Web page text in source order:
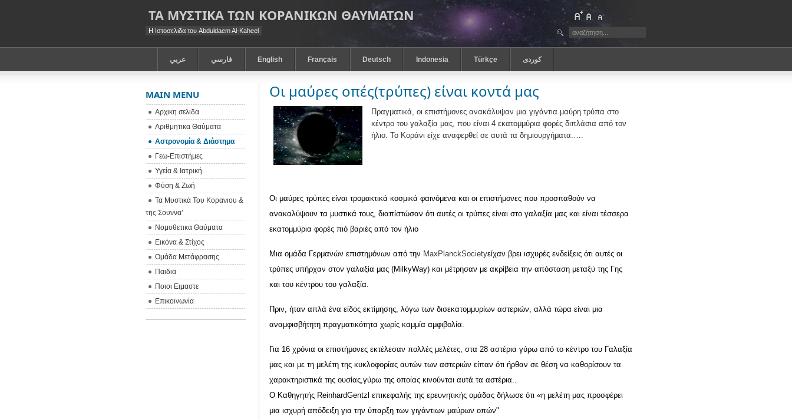
ΤΑ ΜΥΣΤΙΚΑ ΤΩΝ ΚΟΡΑΝΙΚΩΝ ΘΑΥΜΑΤΩΝ
Η Ιστοσελιδα του Abduldaem Al-Kaheel
عربي فارسي English Français Deutsch Indonesia Türkçe كوردى
Οι μαύρες οπές(τρύπες) είναι κοντά μας
Πραγματικά, οι επιστήμονες ανακάλυψαν μια γιγάντια μαύρη τρύπα στο
κέντρο του γαλαξία μας, που είναι 4 εκατομμύρια φορές διπλάσια από τον
ήλιο. Το Κοράνι είχε αναφερθεί σε αυτά τα δημιουργήματα.….
Οι μαύρες τρύπες είναι τρομακτικά κοσμικά φαινόμενα και οι επιστήμονες που προσπαθούν να
ανακαλύψουν τα μυστικά τους, διαπίστώσαν ότι αυτές οι τρύπες είναι στο γαλαξία μας και είναι τέσσερα
εκατομμύρια φορές πιό βαριές από τον ήλιο
Μια ομάδα Γερμανών επιστημόνων από την Max PlanckSocietyείχαν βρει ισχυρές ενδείξεις ότι αυτές οι
τρύπες υπήρχαν στον γαλαξία μας (MilkyWay) και μέτρησαν με ακρίβεια την απόσταση μεταξύ της Γης
και του κέντρου του γαλαξία.
Πριν, ήταν απλά ένα είδος εκτίμησης, λόγω των δισεκατομμυρίων αστεριών, αλλά τώρα είναι μια
αναμφισβήτητη πραγματικότητα χωρίς καμμία αμφιβολία.
Για 16 χρόνια οι επιστήμονες εκτέλεσαν πολλές μελέτες, στα 28 αστέρια γύρω από το κέντρο του Γαλαξία
μας και με τη μελέτη της κυκλοφορίας αυτών των αστεριών είπαν ότι ήρθαν σε θέση να καθορίσουν τα
χαρακτηριστικά της ουσίας,γύρω της οποίας κινούνται αυτά τα αστέρια..
Ο Καθηγητής ReinhardGentzl επικεφαλής της ερευνητικής ομάδας δήλωσε ότι «η μελέτη μας προσφέρει
μια ισχυρή απόδειξη για την ύπαρξη των γιγάντιων μαύρων οπών"
MAIN MENU
Αρχικη σελιδα
Αριθμητικα Θαύματα
Αστρονομία & Διάστημα
Γεω-Eπιστήμες
Υγεία & Ιατρική
Φύση & Ζωή
Τα Μυστικά Του Κορανιου &
της Σουννα’
Νομοθετικα Θαύματα
Εικόνα & Στίχος
Ομάδα Μετάφρασης
Παιδια
Ποιοι Ειμαστε
Επικοινωνία